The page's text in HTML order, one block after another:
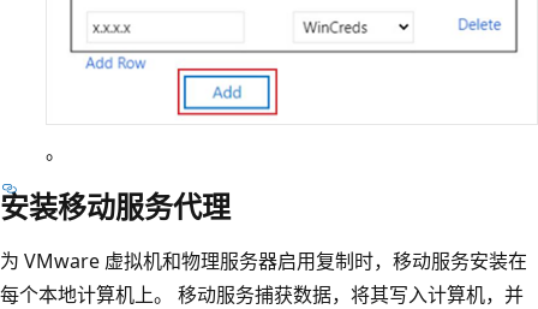
。
安装移动服务代理
为 VMware 虚拟机和物理服务器启用复制时，移动服务安装在
每个本地计算机上。 移动服务捕获数据，将其写入计算机，并